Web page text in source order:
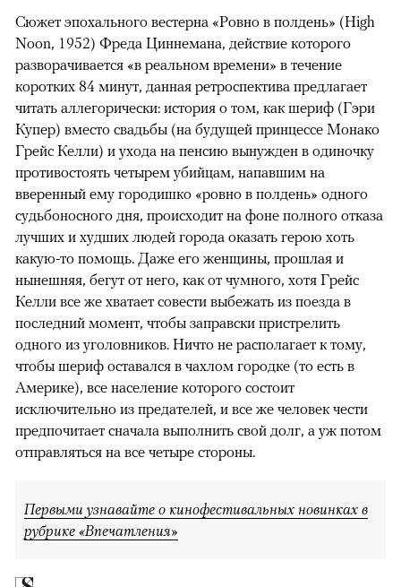
Сюжет эпохального вестерна «Ровно в полдень» (High
Noon, 1952) Фреда Циннемана, действие которого
разворачивается «в реальном времени» в течение
коротких 84 минут, данная ретроспектива предлагает
читать аллегорически: история о том, как шериф (Гэри
Купер) вместо свадьбы (на будущей принцессе Монако
Грейс Келли) и ухода на пенсию вынужден в одиночку
противостоять четырем убийцам, напавшим на
вверенный ему городишко «ровно в полдень» одного
судьбоносного дня, происходит на фоне полного отказа
лучших и худших людей города оказать герою хоть
какую-то помощь. Даже его женщины, прошлая и
нынешняя, бегут от него, как от чумного, хотя Грейс
Келли все же хватает совести выбежать из поезда в
последний момент, чтобы заправски пристрелить
одного из уголовников. Ничто не располагает к тому,
чтобы шериф оставался в чахлом городке (то есть в
Америке), все население которого состоит
исключительно из предателей, и все же человек чести
предпочитает сначала выполнить свой долг, а уж потом
отправляться на все четыре стороны.
Первыми узнавайте о кинофестивальных новинках в
рубрике «Впечатления»